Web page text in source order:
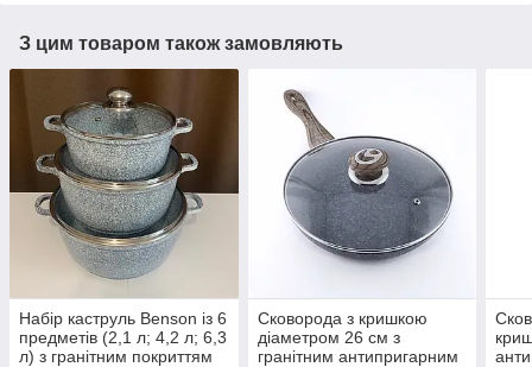
З цим товаром також замовляють
Набір каструль Benson із 6
предметів (2,1 л; 4,2 л; 6,3
л) з гранітним покриттям
Сковорода з кришкою
діаметром 26 см з
гранітним антипригарним